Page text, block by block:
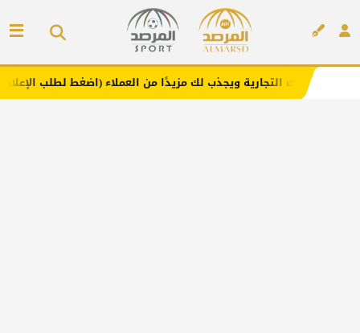
ويجذب لك مزيدًا من العملاء (اضغط لطلب الإعلان)